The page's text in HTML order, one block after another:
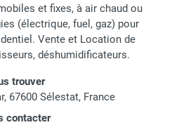
et fixes, à air chaud ou
(électrique, fuel, gaz) pour
Vente et Location de
déshumidificateurs.
trouver
67600 Sélestat, France
contacter